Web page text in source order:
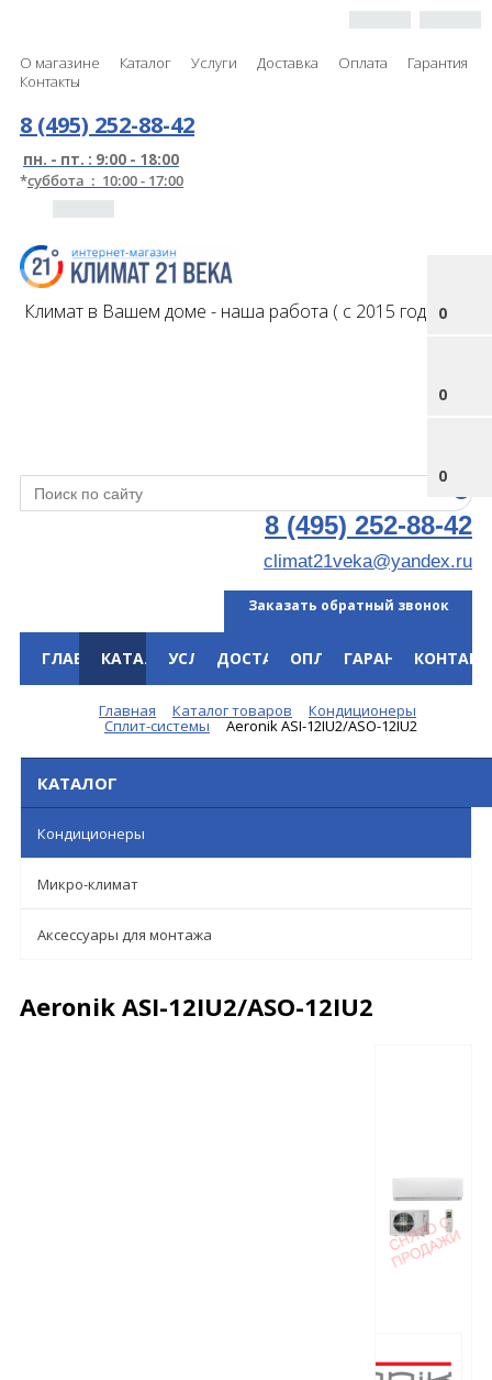
О магазине Каталог Услуги Доставка Оплата
Гарантия
Контакты
0
0
0
8 (495) 252-88-42
пн. - пт. : 9:00 - 18:00
*суббота : 10:00 - 17:00
Климат в Вашем доме - наша работа ( с 2015 года )
8 (495) 252-88-42
climat21veka@yandex.ru
Заказать обратный звонок
ГЛАВНАЯКАТАЛОГУСЛУГИДОСТАВКАОПЛАТАГАРАНТИЯ
Главная Каталог товаров Кондиционеры
Сплит-системы Aeronik ASI-12IU2/ASO-12IU2
КАТАЛОГ
Кондиционеры
Микро-климат
Аксессуары для монтажа
Aeronik ASI-12IU2/ASO-12IU2